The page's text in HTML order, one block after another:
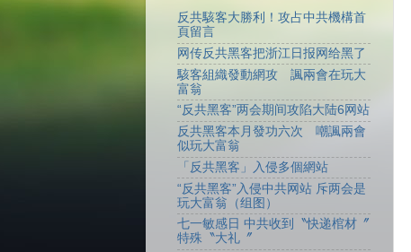
反共駭客大勝利！攻占中共機構首
頁留言
网传反共黑客把浙江日报网给黑了
駭客組織發動網攻 諷兩會在玩大
富翁
“反共黑客”两会期间攻陷大陆6网站
反共黑客本月發功六次 嘲諷兩會
似玩大富翁
「反共黑客」入侵多個網站
“反共黑客”入侵中共网站 斥两会是
玩大富翁（组图）
七一敏感日 中共收到〝快递棺材〞
特殊〝大礼〞